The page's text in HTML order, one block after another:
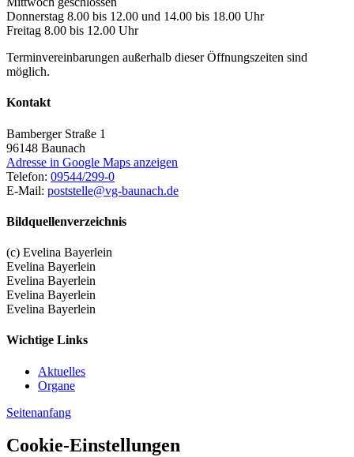
Donnerstag 8.00 bis 12.00 und 14.00 bis 18.00 Uhr
Freitag 8.00 bis 12.00 Uhr
Terminvereinbarungen außerhalb dieser Öffnungszeiten sind
möglich.
Kontakt
Bamberger Straße 1
96148 Baunach
Adresse in Google Maps anzeigen
Telefon: 09544/299-0
E-Mail: poststelle@vg-baunach.de
Bildquellenverzeichnis
(c) Evelina Bayerlein
Evelina Bayerlein
Evelina Bayerlein
Evelina Bayerlein
Evelina Bayerlein
Wichtige Links
Aktuelles
Organe
Seitenanfang
Cookie-Einstellungen